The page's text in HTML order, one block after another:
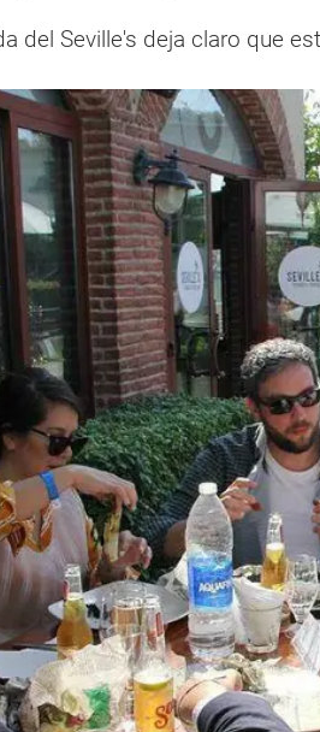
del Seville's deja claro que